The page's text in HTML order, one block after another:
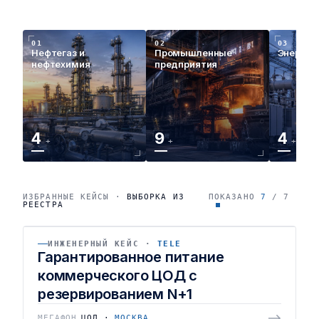
01
Нефтегаз и
нефтехимия
4 +
02
Промышленные
предприятия
9 +
03
4 +
ИЗБРАННЫЕ КЕЙСЫ ·
ВЫБОРКА ИЗ
РЕЕСТРА
ПОКАЗАНО 7 / 7
КЕЙС ·03 / 07
TIER III
УРОВЕНЬ НАДЁЖНОСТИ · ДГУ 2×800 КВА ·
ИБП 1,2 МВА
A НКУ
ИНЖЕНЕРНЫЙ КЕЙС · TELE
Гарантированное питание
коммерческого ЦОД с
резервированием N+1